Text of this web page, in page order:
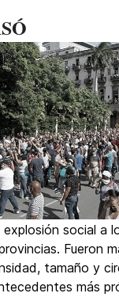
explosión social a
Fueron
tamaño y
más